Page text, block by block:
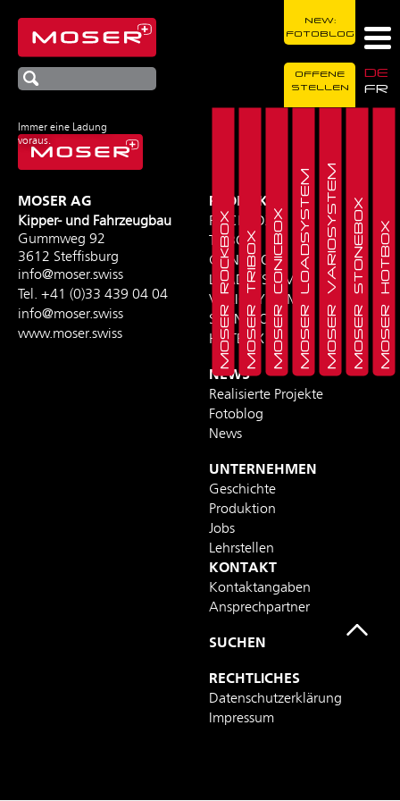
Immer eine Ladung
voraus.
DE
FR
NEW:
FOTOBLOG
OFFENE
STELLEN
MOSER ROCKBOXMOSER TRIBOXMOSER CONICBOXMOSER LOADSYSTEMMOSER VARIOSYSTEMMOSER STONEBOXMOSER HOTBOX
MOSER AG
Kipper- und Fahrzeugbau
Gummweg 92
3612 Steffisburg
info@moser.swiss
Tel. +41 (0)33 439 04 04
info@moser.swiss
www.moser.swiss
PRODUKTE
ROCKBOX
TRIBOX
CONICBOX
LOADSYSTEM
VARIOSYSTEM
STONEBOX
HOTBOX
NEWS
Realisierte Projekte
Fotoblog
News
UNTERNEHMEN
Geschichte
Produktion
Jobs
Lehrstellen
KONTAKT
Kontaktangaben
Ansprechpartner
SUCHEN
RECHTLICHES
Datenschutzerklärung
Impressum